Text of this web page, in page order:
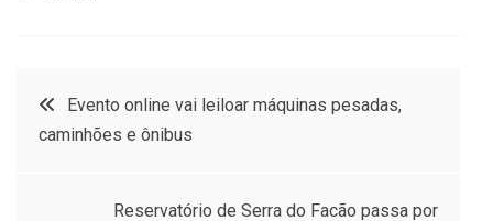
Navegação
Evento online vai leiloar máquinas pesadas,
caminhões e ônibus
Reservatório de Serra do Facão passa por